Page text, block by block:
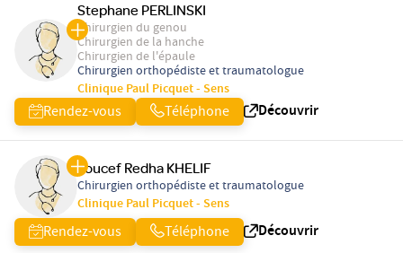
Stephane PERLINSKI
Chirurgien du genou
Chirurgien de la hanche
Chirurgien de l'épaule
Chirurgien orthopédiste et traumatologue
Clinique Paul Picquet - Sens
Rendez-vous Téléphone Découvrir
Youcef Redha KHELIF
Chirurgien orthopédiste et traumatologue
Clinique Paul Picquet - Sens
Rendez-vous Téléphone Découvrir